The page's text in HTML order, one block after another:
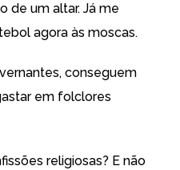
de um altar. Já me
agora às moscas.
conseguem
em folclores
religiosas? E não